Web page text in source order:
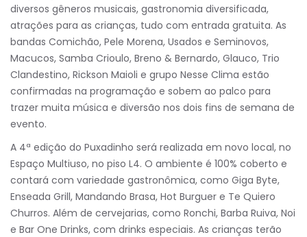
diversos gêneros musicais, gastronomia diversificada,
atrações para as crianças, tudo com entrada gratuita. As
bandas Comichão, Pele Morena, Usados e Seminovos,
Macucos, Samba Crioulo, Breno & Bernardo, Glauco, Trio
Clandestino, Rickson Maioli e grupo Nesse Clima estão
confirmadas na programação e sobem ao palco para
trazer muita música e diversão nos dois fins de semana de
evento.
A 4ª edição do Puxadinho será realizada em novo local, no
Espaço Multiuso, no piso L4. O ambiente é 100% coberto e
contará com variedade gastronômica, como Giga Byte,
Enseada Grill, Mandando Brasa, Hot Burguer e Te Quiero
Churros. Além de cervejarias, como Ronchi, Barba Ruiva, Noi
e Bar One Drinks, com drinks especiais. As crianças terão